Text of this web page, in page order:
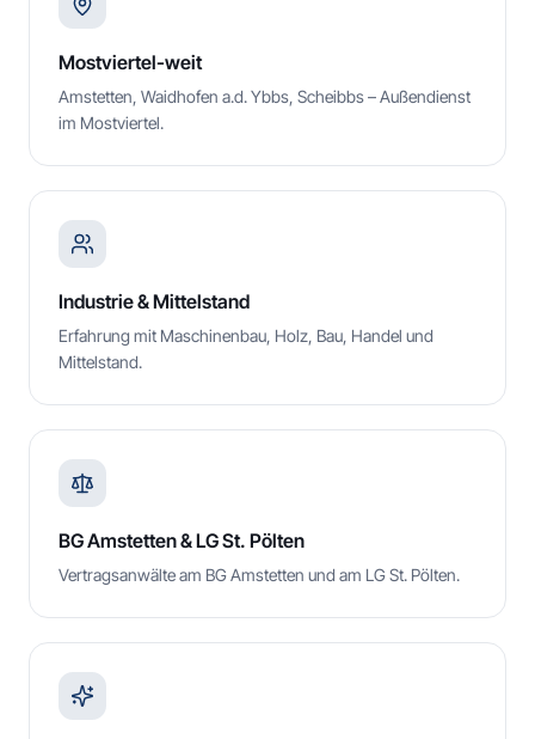
Mostviertel-weit
Amstetten, Waidhofen a.d. Ybbs, Scheibbs – Außendienst
im Mostviertel.
Industrie & Mittelstand
Erfahrung mit Maschinenbau, Holz, Bau, Handel und
Mittelstand.
BG Amstetten & LG St. Pölten
Vertragsanwälte am BG Amstetten und am LG St. Pölten.